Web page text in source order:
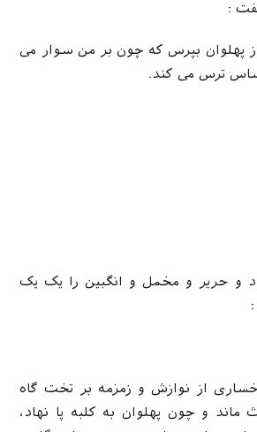
:
پهلوان بپرس که چون بر من سوار می
ترس می کند.
و حریر و مخمل و انگبین را یک یک
از نوازش و زمزمه بر تخت گاه
ماند و چون پهلوان به کلبه پا نهاد،